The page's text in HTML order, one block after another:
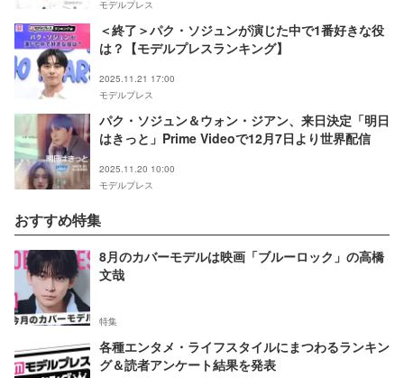
モデルプレス
＜終了＞パク・ソジュンが演じた中で1番好きな役
は？【モデルプレスランキング】
2025.11.21 17:00
モデルプレス
パク・ソジュン＆ウォン・ジアン、来日決定「明日
はきっと」Prime Videoで12月7日より世界配信
2025.11.20 10:00
モデルプレス
おすすめ特集
8月のカバーモデルは映画「ブルーロック」の高橋
文哉
特集
各種エンタメ・ライフスタイルにまつわるランキン
グ＆読者アンケート結果を発表